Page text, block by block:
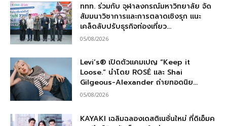
ททท. ร่วมกับ จุฬาลงกรณ์มหาวิทยาลัย จัด
สัมมนาวิชาการและการตลาดเชิงรุก แนะ
เคล็ดลับปรับธุรกิจท่องเที่ยว...
05/08/2026
Levi’s® เปิดตัวแคมเปญ “Keep it
Loose.” นำโดย ROSÉ และ Shai
Gilgeous-Alexander ถ่ายทอดนิย...
05/08/2026
KAYAKI เฉลิมฉลองเดสติเนชั่นใหม่ ที่ดิเอ็มค